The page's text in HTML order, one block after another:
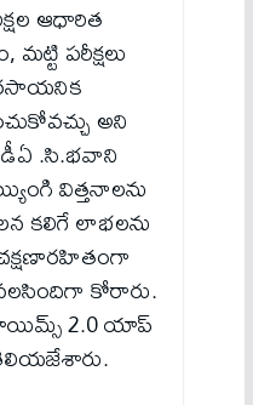
ఆధారిత
పరీక్షలు
అని
.సి.భవాని
విత్తనాలను
కలిగే లాభలను
కోరారు.
2.0 యాప్